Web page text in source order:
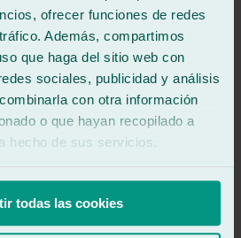
ofrecer funciones de redes
Además, compartimos
que haga del sitio web con
sociales, publicidad y análisis
con otra información
o que hayan recopilado a
hecho de sus servicios.
todas las cookies
plus excellent customer service.
Google
speed